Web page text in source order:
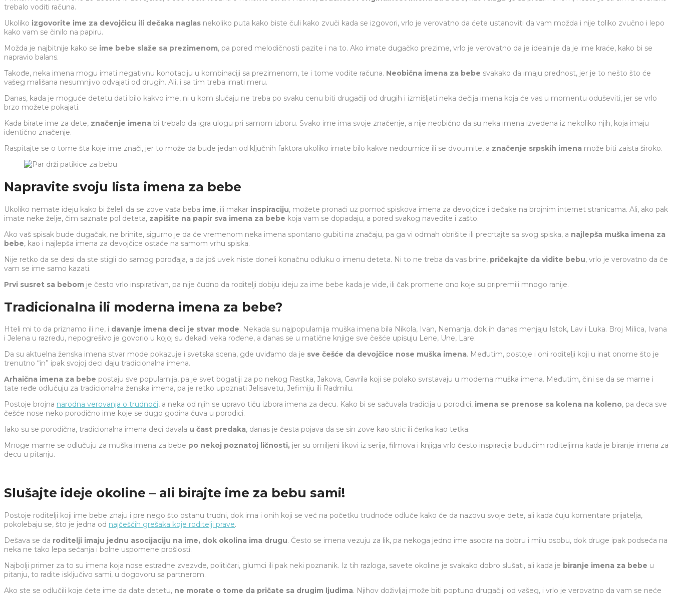
trebalo voditi računa.
Ukoliko izgovorite ime za devojčicu ili dečaka naglas nekoliko puta kako biste čuli kako zvuči kada se izgovori, vrlo je verovatno da ćete ustanoviti da vam možda i nije toliko zvučno i lepo
kako vam se činilo na papiru.
Možda je najbitnije kako se ime bebe slaže sa prezimenom, pa pored melodičnosti pazite i na to. Ako imate dugačko prezime, vrlo je verovatno da je idealnije da je ime kraće, kako bi se
napravio balans.
Takođe, neka imena mogu imati negativnu konotaciju u kombinaciji sa prezimenom, te i tome vodite računa. Neobična imena za bebe svakako da imaju prednost, jer je to nešto što će
vašeg mališana nesumnjivo odvajati od drugih. Ali, i sa tim treba imati meru.
Danas, kada je moguće detetu dati bilo kakvo ime, ni u kom slučaju ne treba po svaku cenu biti drugačiji od drugih i izmišljati neka dečija imena koja će vas u momentu oduševiti, jer se vrlo
brzo možete pokajati.
Kada birate ime za dete, značenje imena bi trebalo da igra ulogu pri samom izboru. Svako ime ima svoje značenje, a nije neobično da su neka imena izvedena iz nekoliko njih, koja imaju
identično značenje.
Raspitajte se o tome šta koje ime znači, jer to može da bude jedan od ključnih faktora ukoliko imate bilo kakve nedoumice ili se dvoumite, a značenje srpskih imena može biti zaista široko.
Napravite svoju lista imena za bebe
Ukoliko nemate ideju kako bi želeli da se zove vaša beba ime, ili makar inspiraciju, možete pronaći uz pomoć spiskova imena za devojčice i dečake na brojnim internet stranicama. Ali, ako pak
imate neke želje, čim saznate pol deteta, zapišite na papir sva imena za bebe koja vam se dopadaju, a pored svakog navedite i zašto.
Ako vaš spisak bude dugačak, ne brinite, sigurno je da će vremenom neka imena spontano gubiti na značaju, pa ga vi odmah obrišite ili precrtajte sa svog spiska, a najlepša muška imena za
bebe, kao i najlepša imena za devojčice ostaće na samom vrhu spiska.
Nije retko da se desi da ste stigli do samog porođaja, a da još uvek niste doneli konačnu odluku o imenu deteta. Ni to ne treba da vas brine, pričekajte da vidite bebu, vrlo je verovatno da će
vam se ime samo kazati.
Prvi susret sa bebom je često vrlo inspirativan, pa nije čudno da roditelji dobiju ideju za ime bebe kada je vide, ili čak promene ono koje su pripremili mnogo ranije.
Tradicionalna ili moderna imena za bebe?
Hteli mi to da priznamo ili ne, i davanje imena deci je stvar mode. Nekada su najpopularnija muška imena bila Nikola, Ivan, Nemanja, dok ih danas menjaju Istok, Lav i Luka. Broj Milica, Ivana
i Jelena u razredu, nepogrešivo je govorio u kojoj su dekadi veka rođene, a danas se u matične knjige sve češće upisuju Lene, Une, Lare.
Da su aktuelna ženska imena stvar mode pokazuje i svetska scena, gde uviđamo da je sve češće da devojčice nose muška imena. Međutim, postoje i oni roditelji koji u inat onome što je
trenutno “in” ipak svojoj deci daju tradicionalna imena.
Arhaična imena za bebe postaju sve popularnija, pa je svet bogatiji za po nekog Rastka, Jakova, Gavrila koji se polako svrstavaju u moderna muška imena. Međutim, čini se da se mame i
tate ređe odlučuju za tradicionalna ženska imena, pa je retko upoznati Jelisavetu, Jefimiju ili Radmilu.
Postoje brojna narodna verovanja o trudnoći, a neka od njih se upravo tiču izbora imena za decu. Kako bi se sačuvala tradicija u porodici, imena se prenose sa kolena na koleno, pa deca sve
češće nose neko porodično ime koje se dugo godina čuva u porodici.
Iako su se porodična, tradicionalna imena deci davala u čast predaka, danas je česta pojava da se sin zove kao stric ili ćerka kao tetka.
Mnoge mame se odlučuju za muška imena za bebe po nekoj poznatoj ličnosti, jer su omiljeni likovi iz serija, filmova i knjiga vrlo često inspiracija budućim roditeljima kada je biranje imena za
decu u pitanju.
Slušajte ideje okoline – ali birajte ime za bebu sami!
Postoje roditelji koji ime bebe znaju i pre nego što ostanu trudni, dok ima i onih koji se već na početku trudnoće odluče kako će da nazovu svoje dete, ali kada čuju komentare prijatelja,
pokolebaju se, što je jedna od najčešćih grešaka koje roditelji prave.
Dešava se da roditelji imaju jednu asocijaciju na ime, dok okolina ima drugu. Često se imena vezuju za lik, pa nekoga jedno ime asocira na dobru i milu osobu, dok druge ipak podseća na
neka ne tako lepa sećanja i bolne uspomene prošlosti.
Najbolji primer za to su imena koja nose estradne zvezvde, političari, glumci ili pak neki poznanik. Iz tih razloga, savete okoline je svakako dobro slušati, ali kada je biranje imena za bebe u
pitanju, to radite isključivo sami, u dogovoru sa partnerom.
Ako ste se odlučili koje ćete ime da date detetu, ne morate o tome da pričate sa drugim ljudima. Njihov doživljaj može biti poptuno drugačiji od vašeg, i vrlo je verovatno da vam se neće